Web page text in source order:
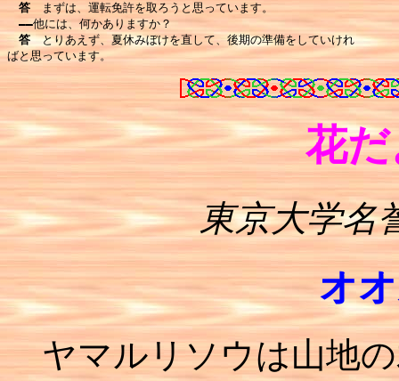
答
まずは、運転免許を取ろうと思っています。
――他には、何かありますか？
答 とりあえず、夏休みぼけを直して、後期の準備をしていけれ
花だ
東京大学名
オ
ヤマルリソウは山地の